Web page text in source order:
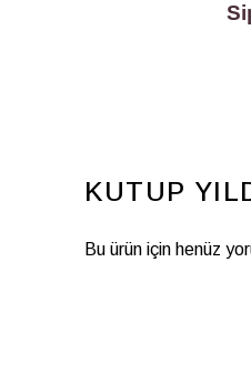
KUTUP
Bu ürün için henüz